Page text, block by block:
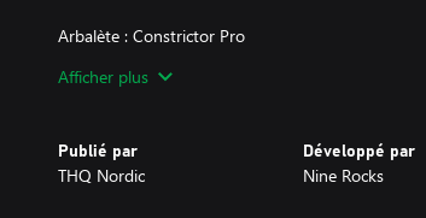
Arbalète : Constrictor Pro
La Constrictor Pro, dont l'efficacité n'est plus à
Arc traditionnel : Fred Bear Take Down
Afficher plus
Publié par
THQ Nordic
Développé par
Nine Rocks